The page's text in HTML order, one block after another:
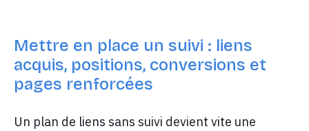
Mettre en place un suivi : liens
acquis, positions, conversions et
pages renforcées
Un plan de liens sans suivi devient vite une